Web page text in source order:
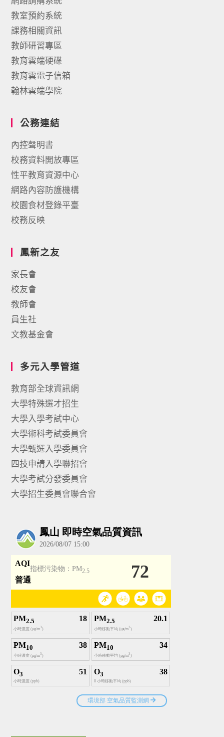
教室預約系統
課務相關資訊
教師研習專區
教育雲端硬碟
教育雲電子信箱
翰林雲端學院
公務連結
內控聲明書
校務資料開放專區
性平教育資源中心
網路內容防護機構
校園食材登錄平臺
校務反映
鳳新之友
家長會
校友會
教師會
員生社
文教基金會
多元入學管道
教育部全球資訊網
大學特殊選才招生
大學入學考試中心
大學術科考試委員會
大學甄選入學委員會
四技申請入學聯招會
大學考試分發委員會
大學招生委員會聯合會